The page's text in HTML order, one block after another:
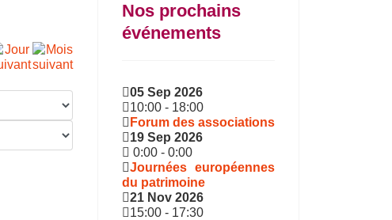
Nos prochains
événements
05 Sep 2026
10:00 - 18:00
Forum des associations
19 Sep 2026
0:00 - 0:00
Journées européennes
du patrimoine
21 Nov 2026
15:00 - 17:30